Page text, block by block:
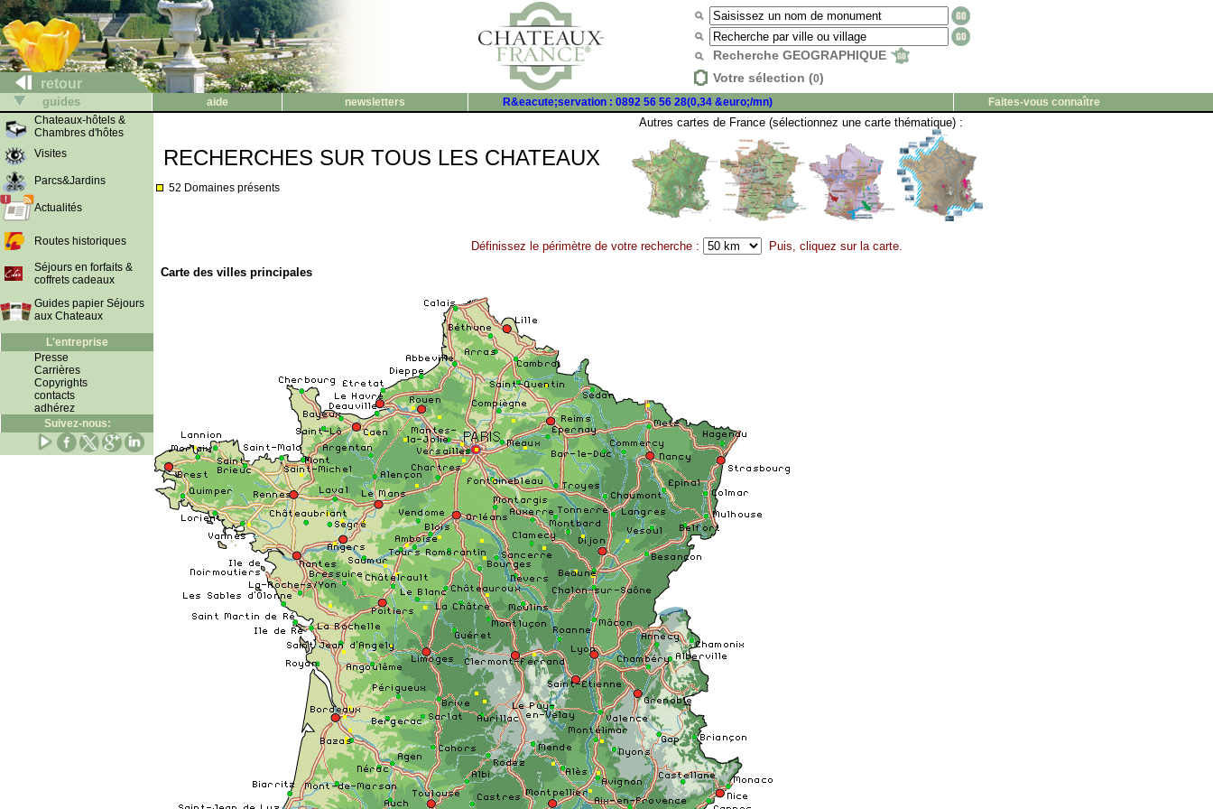
retour
Recherche GEOGRAPHIQUE
Votre sélection (0)
guides aide newsletters R&eacute;servation : 0892 56 56 28(0,34 &euro;/mn)
Faites-vous connaître
Chateaux-hôtels &
Chambres d'hôtes
Visites
Parcs&Jardins
Actualités
Routes historiques
Séjours en forfaits &
coffrets cadeaux
Guides papier Séjours
aux Chateaux
L'entreprise
Presse
Carrières
Copyrights
contacts
adhérez
Suivez-nous:
RECHERCHES SUR TOUS LES CHATEAUX
52 Domaines présents
Autres cartes de France (sélectionnez une carte thématique) :
Définissez le périmètre de votre recherche :
Puis, cliquez sur la carte.
Carte des villes principales